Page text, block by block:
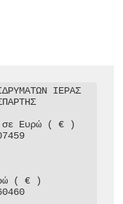
ΙΕΡΑΣ
σε Ευρώ ( € )
( € )